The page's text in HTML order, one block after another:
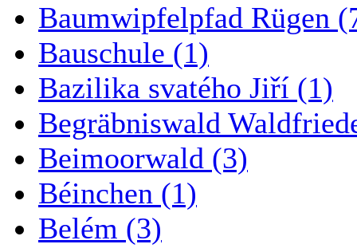
Baumwipfelpfad Rügen
Bauschule (1)
Bazilika svatého Jiří (1)
Begräbniswald
Beimoorwald (3)
Béinchen (1)
Belém (3)